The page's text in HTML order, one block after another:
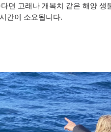
면 고래나 개복치 같은 해양 생
간이 소요됩니다.